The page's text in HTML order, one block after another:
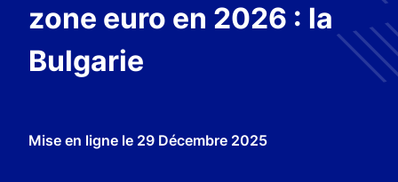
zone euro en 2026 : la
Bulgarie
Mise en ligne le 29 Décembre 2025